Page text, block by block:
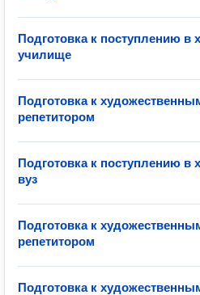
Подготовка к поступлению в
училище
Подготовка к
репетитором
Подготовка к поступлению в
вуз
Подготовка к
репетитором
Подготовка к